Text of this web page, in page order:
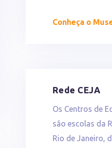
Conheça o
Rede CEJA
Os Centros de
são escolas da
Rio de Janeiro,